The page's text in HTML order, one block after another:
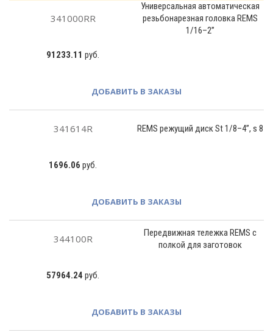
341000RR
Универсальная автоматическая
резьбонарезная головка REMS
1/16–2”
91233.11 руб.
ДОБАВИТЬ В ЗАКАЗЫ
341614R REMS режущий диск St 1/8–4”, s 8
1696.06 руб.
ДОБАВИТЬ В ЗАКАЗЫ
344100R
Передвижная тележка REMS с
полкой для заготовок
57964.24 руб.
ДОБАВИТЬ В ЗАКАЗЫ